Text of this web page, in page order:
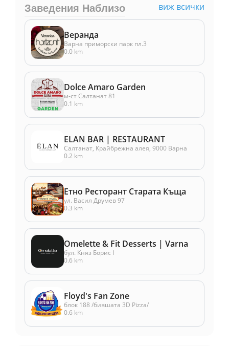
Заведения Наблизо виж всички
Веранда
Варна приморски парк пл.3
0.0 km
Dolce Amaro Garden
м-ст Салтанат 81
0.1 km
ELAN BAR | RESTAURANT
Салтанат, Крайбрежна алея, 9000 Варна
0.2 km
Етно Ресторант Старата Къща
ул. Васил Друмев 97
0.3 km
Omelette & Fit Desserts | Varna
бул. Княз Борис I
0.6 km
Floyd's Fan Zone
блок 188 /бившата 3D Pizza/
0.6 km